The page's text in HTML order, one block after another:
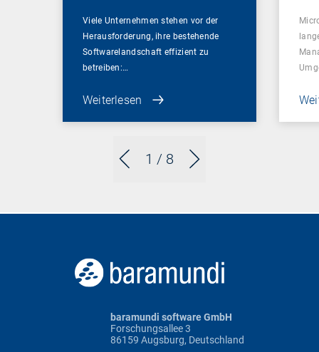
1 / 8
Viele Unternehmen stehen vor der
Herausforderung, ihre bestehende
Softwarelandschaft effizient zu
betreiben:…
Weiterlesen
baramundi software GmbH
Forschungsallee 3
86159 Augsburg, Deutschland